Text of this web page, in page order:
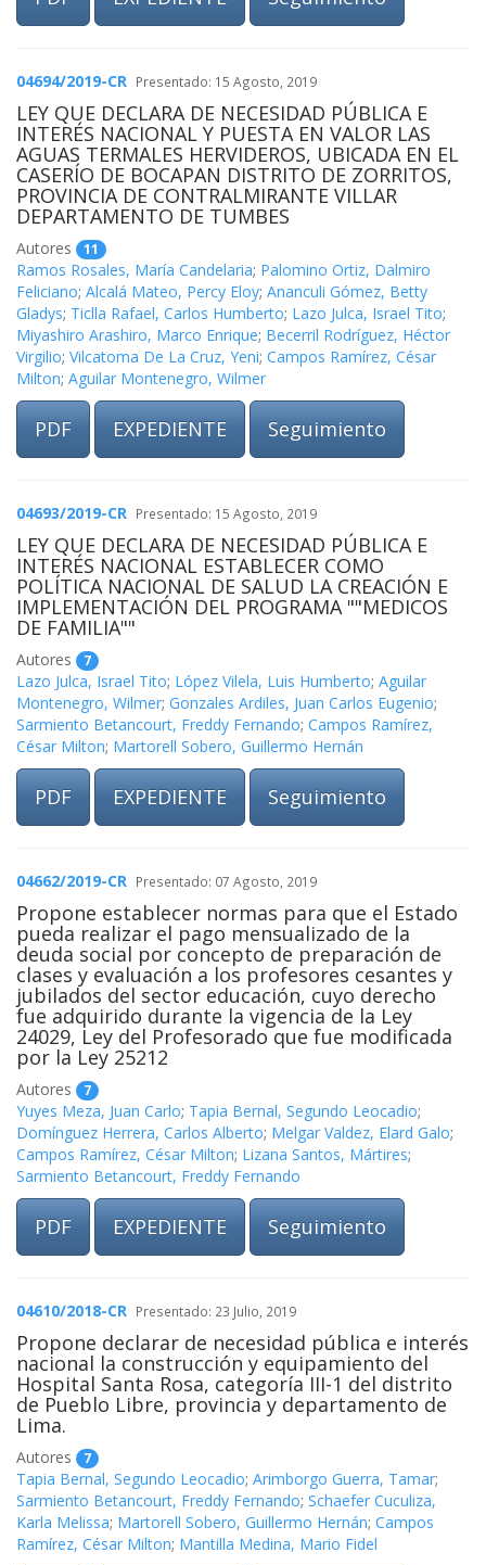
04694/2019-CR Presentado: 15 Agosto, 2019
LEY QUE DECLARA DE NECESIDAD PÚBLICA E
INTERÉS NACIONAL Y PUESTA EN VALOR LAS
AGUAS TERMALES HERVIDEROS, UBICADA EN EL
CASERÍO DE BOCAPAN DISTRITO DE ZORRITOS,
PROVINCIA DE CONTRALMIRANTE VILLAR
DEPARTAMENTO DE TUMBES
Autores 11
Ramos Rosales, María Candelaria; Palomino Ortiz, Dalmiro
Feliciano; Alcalá Mateo, Percy Eloy; Ananculi Gómez, Betty
Gladys; Ticlla Rafael, Carlos Humberto; Lazo Julca, Israel Tito;
Miyashiro Arashiro, Marco Enrique; Becerril Rodríguez, Héctor
Virgilio; Vilcatoma De La Cruz, Yeni; Campos Ramírez, César
Milton; Aguilar Montenegro, Wilmer
PDF EXPEDIENTE Seguimiento
04693/2019-CR Presentado: 15 Agosto, 2019
LEY QUE DECLARA DE NECESIDAD PÚBLICA E
INTERÉS NACIONAL ESTABLECER COMO
POLÍTICA NACIONAL DE SALUD LA CREACIÓN E
IMPLEMENTACIÓN DEL PROGRAMA ""MEDICOS
DE FAMILIA""
Autores 7
Lazo Julca, Israel Tito; López Vilela, Luis Humberto; Aguilar
Montenegro, Wilmer; Gonzales Ardiles, Juan Carlos Eugenio;
Sarmiento Betancourt, Freddy Fernando; Campos Ramírez,
César Milton; Martorell Sobero, Guillermo Hernán
PDF EXPEDIENTE Seguimiento
04662/2019-CR Presentado: 07 Agosto, 2019
Propone establecer normas para que el Estado
pueda realizar el pago mensualizado de la
deuda social por concepto de preparación de
clases y evaluación a los profesores cesantes y
jubilados del sector educación, cuyo derecho
fue adquirido durante la vigencia de la Ley
24029, Ley del Profesorado que fue modificada
por la Ley 25212
Autores 7
Yuyes Meza, Juan Carlo; Tapia Bernal, Segundo Leocadio;
Domínguez Herrera, Carlos Alberto; Melgar Valdez, Elard Galo;
Campos Ramírez, César Milton; Lizana Santos, Mártires;
Sarmiento Betancourt, Freddy Fernando
PDF EXPEDIENTE Seguimiento
04610/2018-CR Presentado: 23 Julio, 2019
Propone declarar de necesidad pública e interés
nacional la construcción y equipamiento del
Hospital Santa Rosa, categoría III-1 del distrito
de Pueblo Libre, provincia y departamento de
Lima.
Autores 7
Tapia Bernal, Segundo Leocadio; Arimborgo Guerra, Tamar;
Sarmiento Betancourt, Freddy Fernando; Schaefer Cuculiza,
Karla Melissa; Martorell Sobero, Guillermo Hernán; Campos
Ramírez, César Milton; Mantilla Medina, Mario Fidel